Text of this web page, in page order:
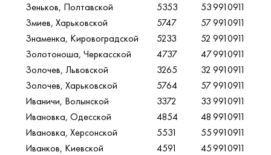
Зеньков, Полтавской
5353 539910911
Змиев, Харьковской
5747 579910911
Знаменка, Кировоградской
5233 52 9910911
Золотоноша, Черкасской
4737 479910911
Золочев, Львовской
3265 32 9910911
Золочев, Харьковской
5764 579910911
Иваничи, Волынской
3372 339910911
Ивановка, Одесской
4854 489910911
Ивановка, Херсонской
5531 559910911
Иванков, Киевской
4591 459910911